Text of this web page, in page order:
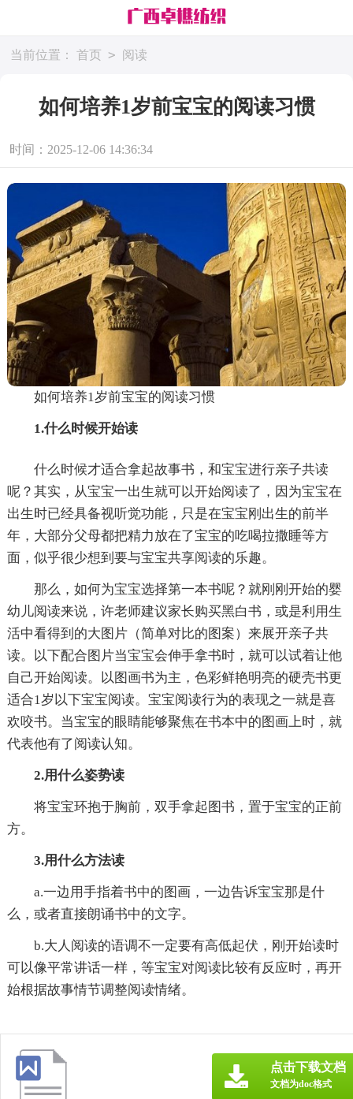
当前位置： 首页 > 阅读
如何培养1岁前宝宝的阅读习惯
时间：2025-12-06 14:36:34
如何培养1岁前宝宝的阅读习惯
1.什么时候开始读
什么时候才适合拿起故事书，和宝宝进行亲子共读
呢？其实，从宝宝一出生就可以开始阅读了，因为宝宝在
出生时已经具备视听觉功能，只是在宝宝刚出生的前半
年，大部分父母都把精力放在了宝宝的吃喝拉撒睡等方
面，似乎很少想到要与宝宝共享阅读的乐趣。
那么，如何为宝宝选择第一本书呢？就刚刚开始的婴
幼儿阅读来说，许老师建议家长购买黑白书，或是利用生
活中看得到的大图片（简单对比的图案）来展开亲子共
读。以下配合图片当宝宝会伸手拿书时，就可以试着让他
自己开始阅读。以图画书为主，色彩鲜艳明亮的硬壳书更
适合1岁以下宝宝阅读。宝宝阅读行为的表现之一就是喜
欢咬书。当宝宝的眼睛能够聚焦在书本中的图画上时，就
代表他有了阅读认知。
2.用什么姿势读
将宝宝环抱于胸前，双手拿起图书，置于宝宝的正前
方。
3.用什么方法读
a.一边用手指着书中的图画，一边告诉宝宝那是什
么，或者直接朗诵书中的文字。
b.大人阅读的语调不一定要有高低起伏，刚开始读时
可以像平常讲话一样，等宝宝对阅读比较有反应时，再开
始根据故事情节调整阅读情绪。
点击下载文档
文档为doc格式